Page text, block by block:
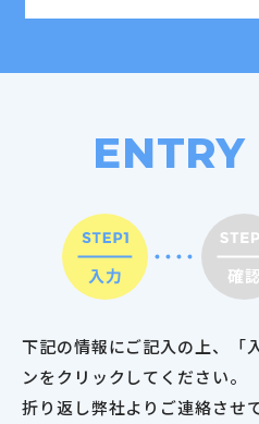
下記の情報にご記入の上、「
ンをクリックしてください。
折り返し弊社よりご連絡させ